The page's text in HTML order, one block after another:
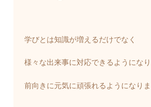
学びとは知識が増えるだけでなく
様々な出来事に対応できるようになり
前向きに元気に頑張れるようになり